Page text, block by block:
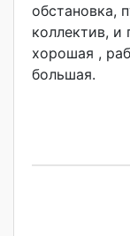
обстановка,
коллектив, и
хорошая ,
большая.